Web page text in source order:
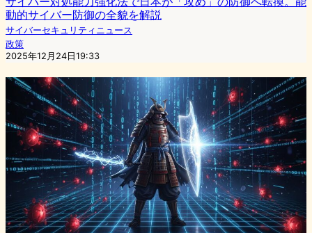
動的サイバー防御の全貌を解説
サイバーセキュリティニュース
政策
2025年12月24日19:33